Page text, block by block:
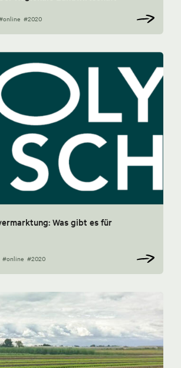
#2020
Was gibt es für
#online #2020